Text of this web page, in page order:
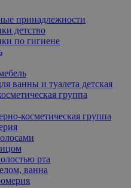
принадлежности
детство
по гигиене
ванны и туалета детская
группа
косметическая группа
рта
ванна